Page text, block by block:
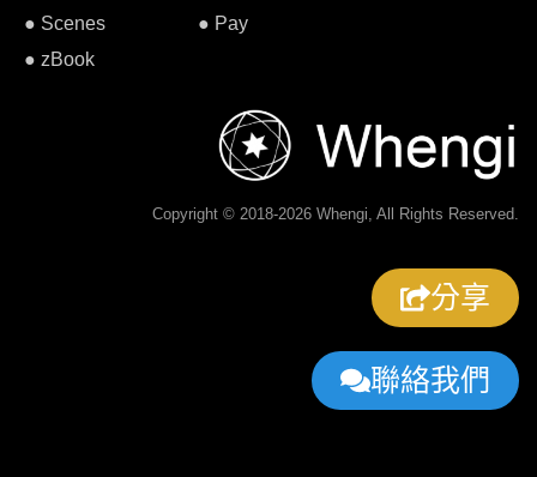
● Scenes
● zBook
● Pay
Copyright © 2018-2026 Whengi, All Rights Reserved.
分享
聯絡我們